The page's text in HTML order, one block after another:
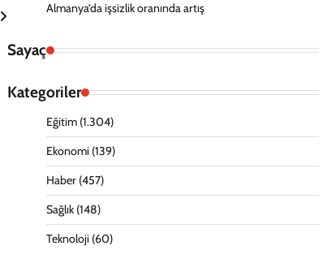
Almanya’da işsizlik oranında artış
Sayaç
Kategoriler
Eğitim(1.304)
Ekonomi(139)
Haber(457)
Sağlık(148)
Teknoloji(60)